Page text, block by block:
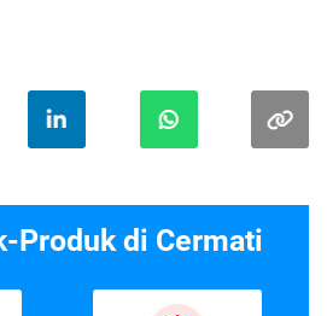
Produk di Cermati